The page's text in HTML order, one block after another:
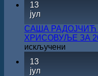
конкурса
културе
за
13
јул
САША
ХРИСОВУЉЕ ЗА
искључени
13
јул